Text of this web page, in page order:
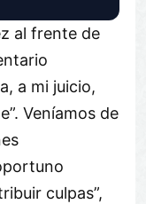
al frente de
a mi juicio,
Veníamos de
culpas”,